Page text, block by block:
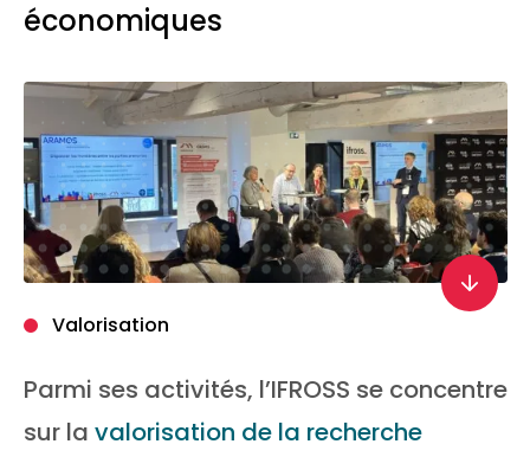
Événements
Qui sommes-nous ?
Contact
économiques
Valorisation
Parmi ses activités, l’IFROSS se concentre
sur la valorisation de la recherche